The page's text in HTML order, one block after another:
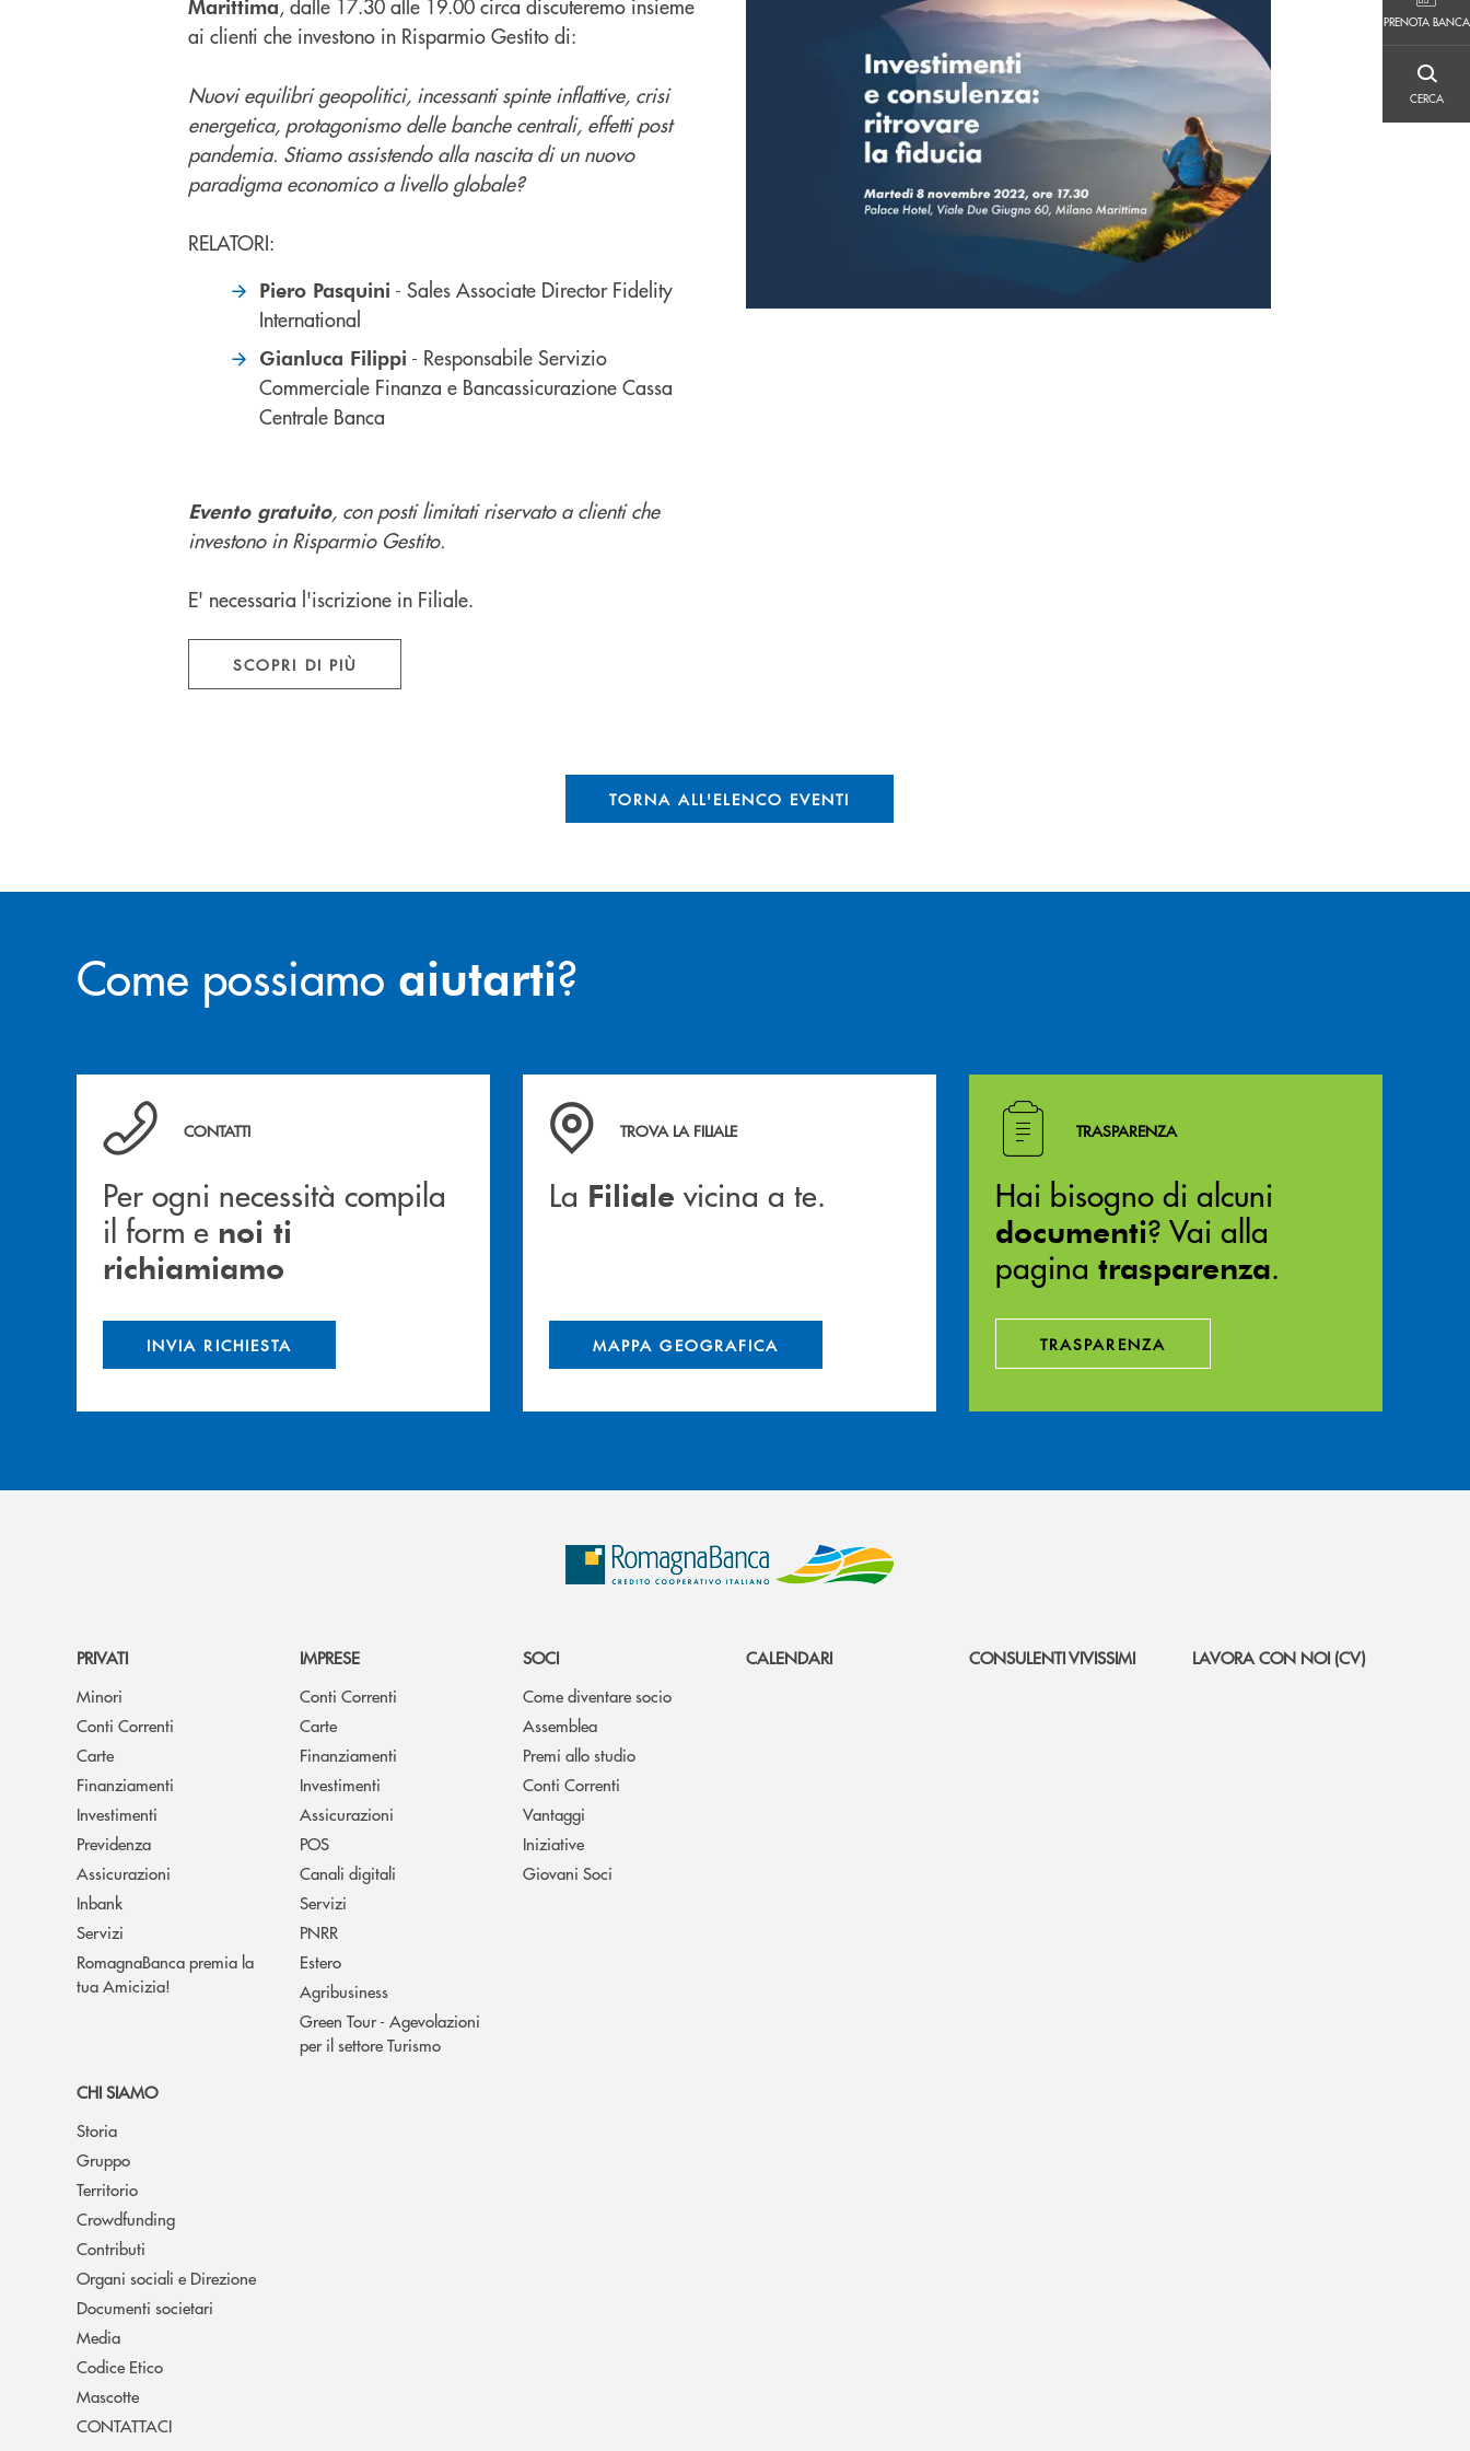
PRENOTA BANCA
PRENOTA BANCA
CERCA
Marittima, dalle 17.30 alle 19.00 circa discuteremo insieme
ai clienti che investono in Risparmio Gestito di:
Nuovi equilibri geopolitici, incessanti spinte inflattive, crisi
energetica, protagonismo delle banche centrali, effetti post
pandemia. Stiamo assistendo alla nascita di un nuovo
paradigma economico a livello globale?
RELATORI:
Piero Pasquini - Sales Associate Director Fidelity
International
Gianluca Filippi - Responsabile Servizio
Commerciale Finanza e Bancassicurazione Cassa
Centrale Banca
Evento gratuito, con posti limitati riservato a clienti che
investono in Risparmio Gestito.
E' necessaria l'iscrizione in Filiale.
SCOPRI DI PIÙ
TORNA ALL'ELENCO EVENTI
Come possiamo aiutarti?
Per ogni necessità compila il form e noi ti richiamiamo
CONTATTI
Per ogni necessità compila
il form e noi ti
richiamiamo
INVIA RICHIESTA
La&nbsp; Filiale &nbsp;vicina a te. &nbsp;
TROVA LA FILIALE
La Filiale vicina a te.
MAPPA GEOGRAFICA
Hai bisogno di alcuni documenti ? Vai alla pagina
TRASPARENZA
Hai bisogno di alcuni
documenti? Vai alla
pagina trasparenza.
TRASPARENZA
PRIVATI
Minori
Conti Correnti
Carte
Finanziamenti
Investimenti
Previdenza
Assicurazioni
Inbank
Servizi
RomagnaBanca premia la
tua Amicizia!
IMPRESE
Conti Correnti
Carte
Finanziamenti
Investimenti
Assicurazioni
POS
Canali digitali
Servizi
PNRR
Estero
Agribusiness
Green Tour - Agevolazioni
per il settore Turismo
SOCI
Come diventare socio
Assemblea
Premi allo studio
Conti Correnti
Vantaggi
Iniziative
Giovani Soci
CALENDARI CONSULENTI VIVISSIMI LAVORA CON NOI (CV)
CHI SIAMO
Storia
Gruppo
Territorio
Crowdfunding
Contributi
Organi sociali e Direzione
Documenti societari
Media
Codice Etico
Mascotte
CONTATTACI